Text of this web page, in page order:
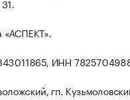
«АСПЕКТ».
ИНН
гп.